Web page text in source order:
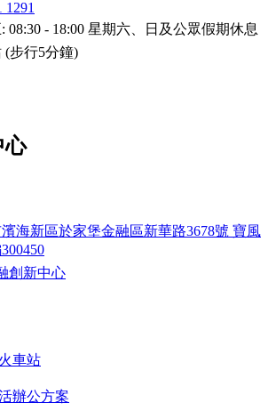
1291
08:30 - 18:00 星期六、日及公眾假期休息
(步行5分鐘)
心
海新區於家堡金融區新華路3678號 寶風
創新中心
車站
辦公方案